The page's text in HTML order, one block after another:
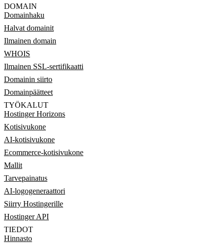
DOMAIN
Domainhaku
Halvat domainit
Ilmainen domain
WHOIS
Ilmainen SSL-sertifikaatti
Domainin siirto
Domainpäätteet
TYÖKALUT
Hostinger Horizons
Kotisivukone
AI-kotisivukone
Ecommerce-kotisivukone
Mallit
Tarvepainatus
AI-logogeneraattori
Siirry Hostingerille
Hostinger API
TIEDOT
Hinnasto